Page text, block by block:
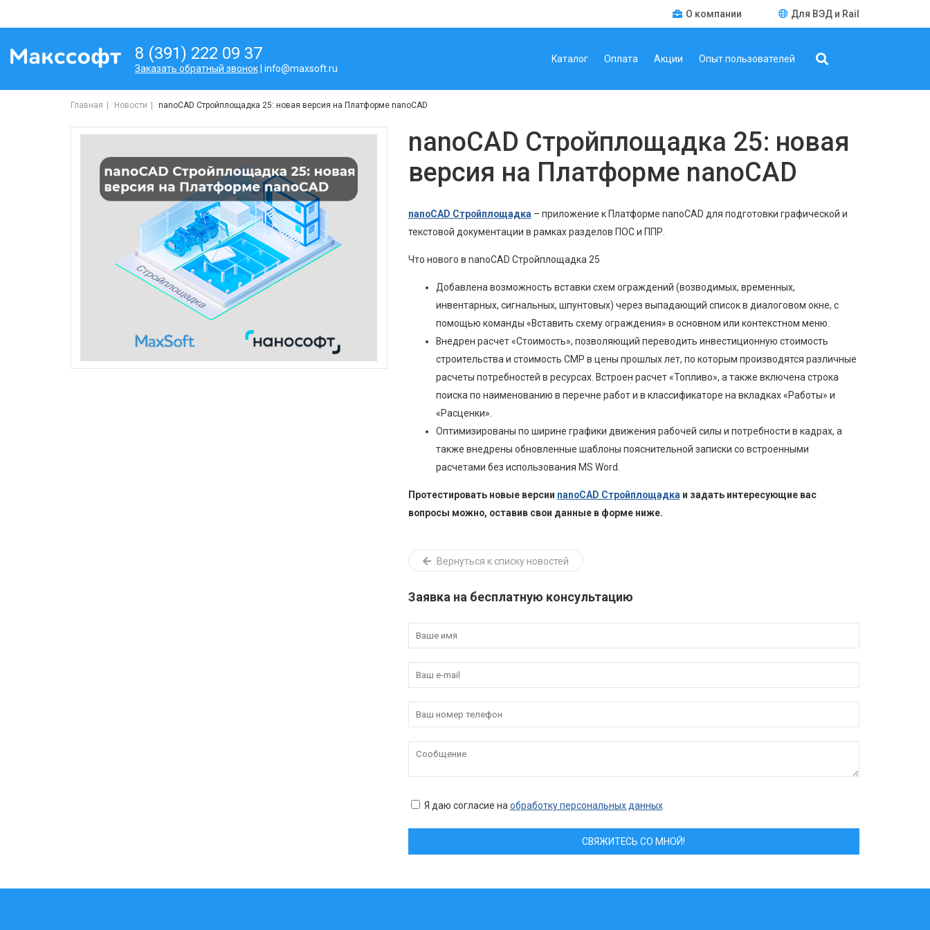
О компании Для ВЭД и Rail
8 (391) 222 09 37
Заказать обратный звонок | info@maxsoft.ru
Каталог Оплата Акции Опыт пользователей
Главная Новости nanoCAD Стройплощадка 25: новая версия на Платформе nanoCAD
nanoCAD Стройплощадка 25: новая
версия на Платформе nanoCAD
nanoCAD Стройплощадка – приложение к Платформе nanoCAD для подготовки графической и
текстовой документации в рамках разделов ПОС и ППР.
Что нового в nanoCAD Стройплощадка 25
Добавлена возможность вставки схем ограждений (возводимых, временных,
инвентарных, сигнальных, шпунтовых) через выпадающий список в диалоговом окне, с
помощью команды «Вставить схему ограждения» в основном или контекстном меню.
Внедрен расчет «Стоимость», позволяющий переводить инвестиционную стоимость
строительства и стоимость СМР в цены прошлых лет, по которым производятся различные
расчеты потребностей в ресурсах. Встроен расчет «Топливо», а также включена строка
поиска по наименованию в перечне работ и в классификаторе на вкладках «Работы» и
«Расценки».
Оптимизированы по ширине графики движения рабочей силы и потребности в кадрах, а
также внедрены обновленные шаблоны пояснительной записки со встроенными
расчетами без использования MS Word.
Протестировать новые версии nanoCAD Стройплощадка и задать интересующие вас
вопросы можно, оставив свои данные в форме ниже.
Вернуться к списку новостей
Заявка на бесплатную консультацию
Я даю согласие на обработку персональных данных
СВЯЖИТЕСЬ СО МНОЙ!